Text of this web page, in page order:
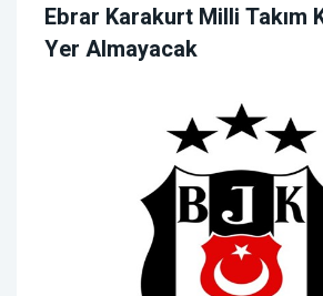
Ebrar Karakurt Milli Takım
Yer Almayacak